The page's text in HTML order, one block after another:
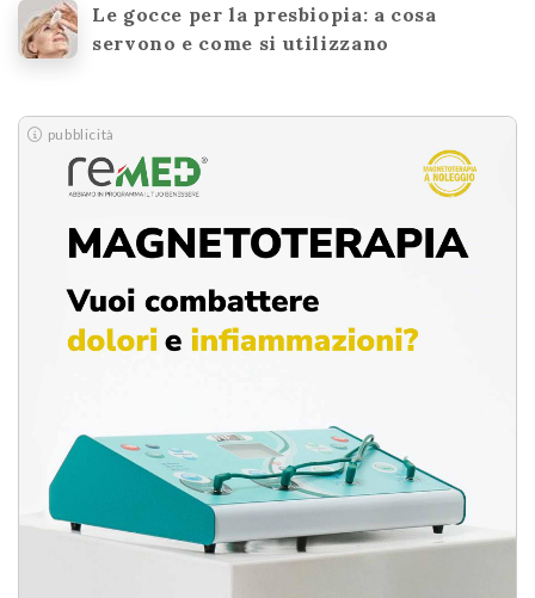
Le gocce per la presbiopia: a cosa
servono e come si utilizzano
pubblicità